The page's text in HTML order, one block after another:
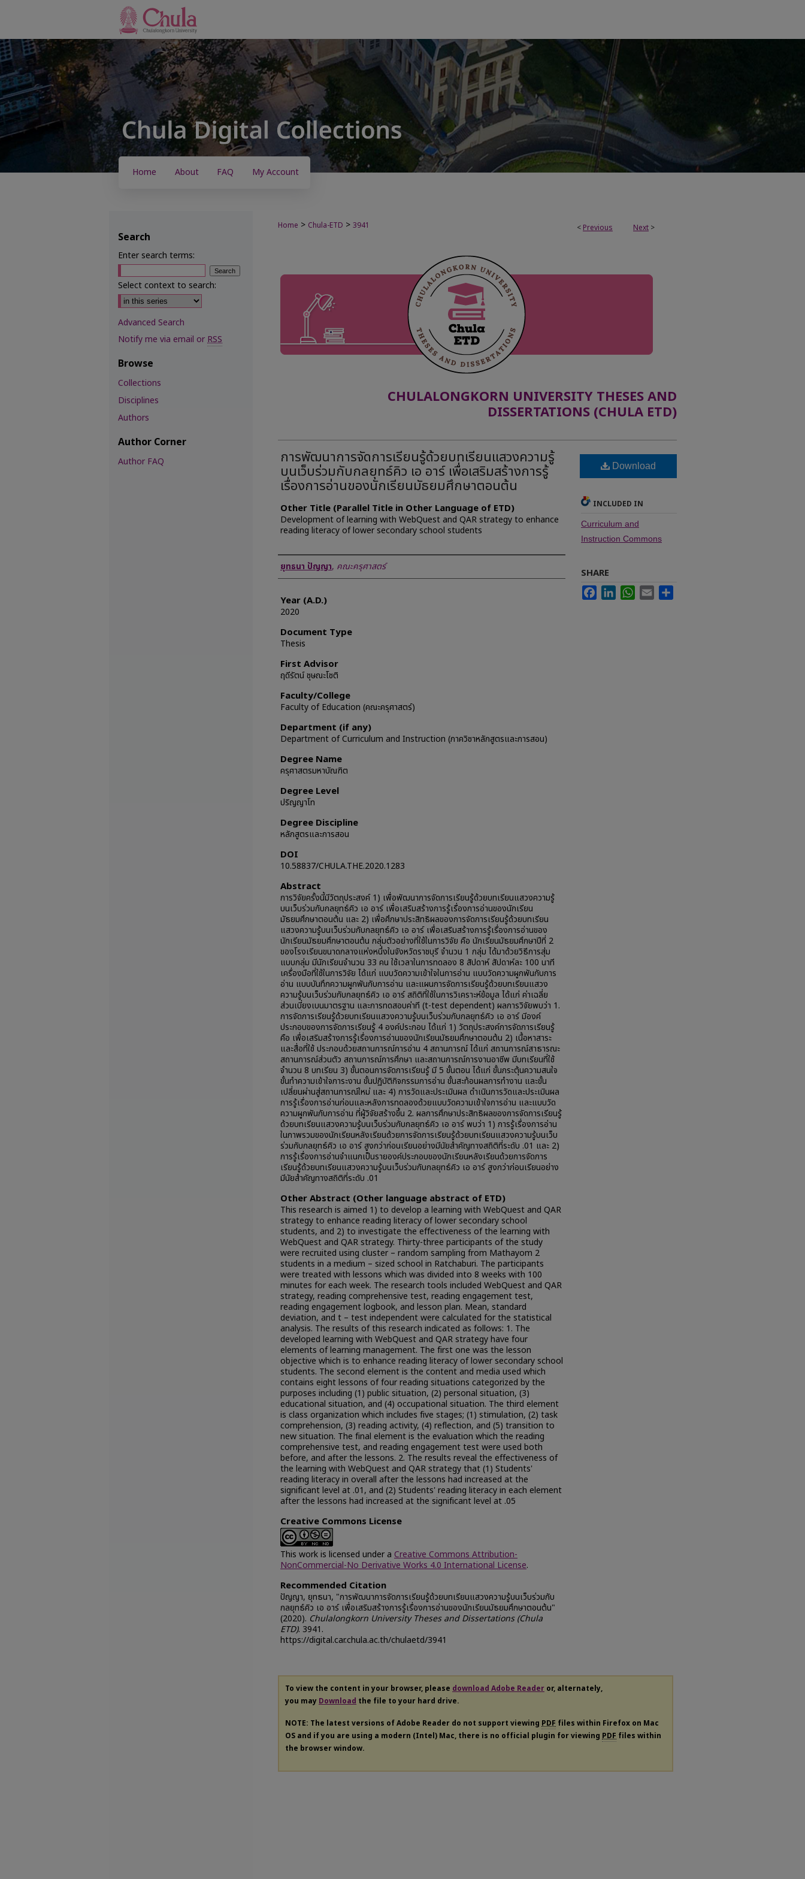
Home About FAQ My Account
< Previous Next >
Home > Chula-ETD > 3941
CHULALONGKORN UNIVERSITY THESES AND
DISSERTATIONS (CHULA ETD)
การพัฒนาการจัดการเรียนรู้ด้วยบทเรียนแสวงความรู้
บนเว็บร่วมกับกลยุทธ์คิว เอ อาร์ เพื่อเสริมสร้างการรู้
เรื่องการอ่านของนักเรียนมัธยมศึกษาตอนต้น
Other Title (Parallel Title in Other Language of ETD)
Development of learning with WebQuest and QAR strategy to enhance
reading literacy of lower secondary school students
Author
ยุทธนา ปัญญา, คณะครุศาสตร์
Year (A.D.)
2020
Document Type
Thesis
First Advisor
ฤดีรัตน์ ชุษณะโชติ
Faculty/College
Faculty of Education (คณะครุศาสตร์)
Department (if any)
Department of Curriculum and Instruction (ภาควิชาหลักสูตรและการสอน)
Degree Name
ครุศาสตรมหาบัณฑิต
Degree Level
ปริญญาโท
Degree Discipline
หลักสูตรและการสอน
DOI
10.58837/CHULA.THE.2020.1283
Abstract
การวิจัยครั้งนี้มีวัตถุประสงค์ 1) เพื่อพัฒนาการจัดการเรียนรู้ด้วยบทเรียนแสวงความรู้
บนเว็บร่วมกับกลยุทธ์คิว เอ อาร์ เพื่อเสริมสร้างการรู้เรื่องการอ่านของนักเรียน
มัธยมศึกษาตอนต้น และ 2) เพื่อศึกษาประสิทธิผลของการจัดการเรียนรู้ด้วยบทเรียน
แสวงความรู้บนเว็บร่วมกับกลยุทธ์คิว เอ อาร์ เพื่อเสริมสร้างการรู้เรื่องการอ่านของ
นักเรียนมัธยมศึกษาตอนต้น กลุ่มตัวอย่างที่ใช้ในการวิจัย คือ นักเรียนมัธยมศึกษาปีที่ 2
ของโรงเรียนขนาดกลางแห่งหนึ่งในจังหวัดราชบุรี จำนวน 1 กลุ่ม ได้มาด้วยวิธีการสุ่ม
แบบกลุ่ม มีนักเรียนจำนวน 33 คน ใช้เวลาในการทดลอง 8 สัปดาห์ สัปดาห์ละ 100 นาที
เครื่องมือที่ใช้ในการวิจัย ได้แก่ แบบวัดความเข้าใจในการอ่าน แบบวัดความผูกพันกับการ
อ่าน แบบบันทึกความผูกพันกับการอ่าน และแผนการจัดการเรียนรู้ด้วยบทเรียนแสวง
ความรู้บนเว็บร่วมกับกลยุทธ์คิว เอ อาร์ สถิติที่ใช้ในการวิเคราะห์ข้อมูล ได้แก่ ค่าเฉลี่ย
ส่วนเบี่ยงเบนมาตรฐาน และการทดสอบค่าที (t-test dependent) ผลการวิจัยพบว่า 1.
การจัดการเรียนรู้ด้วยบทเรียนแสวงความรู้บนเว็บร่วมกับกลยุทธ์คิว เอ อาร์ มีองค์
ประกอบของการจัดการเรียนรู้ 4 องค์ประกอบ ได้แก่ 1) วัตถุประสงค์การจัดการเรียนรู้
คือ เพื่อเสริมสร้างการรู้เรื่องการอ่านของนักเรียนมัธยมศึกษาตอนต้น 2) เนื้อหาสาระ
และสื่อที่ใช้ ประกอบด้วยสถานการณ์การอ่าน 4 สถานการณ์ ได้แก่ สถานการณ์สาธารณะ
สถานการณ์ส่วนตัว สถานการณ์การศึกษา และสถานการณ์การงานอาชีพ มีบทเรียนที่ใช้
จำนวน 8 บทเรียน 3) ขั้นตอนการจัดการเรียนรู้ มี 5 ขั้นตอน ได้แก่ ขั้นกระตุ้นความสนใจ
ขั้นทำความเข้าใจภาระงาน ขั้นปฏิบัติกิจกรรมการอ่าน ขั้นสะท้อนผลการทำงาน และขั้น
เปลี่ยนผ่านสู่สถานการณ์ใหม่ และ 4) การวัดและประเมินผล ดำเนินการวัดและประเมินผล
การรู้เรื่องการอ่านก่อนและหลังการทดลองด้วยแบบวัดความเข้าใจการอ่าน และแบบวัด
ความผูกพันกับการอ่าน ที่ผู้วิจัยสร้างขึ้น 2. ผลการศึกษาประสิทธิผลของการจัดการเรียนรู้
ด้วยบทเรียนแสวงความรู้บนเว็บร่วมกับกลยุทธ์คิว เอ อาร์ พบว่า 1) การรู้เรื่องการอ่าน
ในภาพรวมของนักเรียนหลังเรียนด้วยการจัดการเรียนรู้ด้วยบทเรียนแสวงความรู้บนเว็บ
ร่วมกับกลยุทธ์คิว เอ อาร์ สูงกว่าก่อนเรียนอย่างมีนัยสำคัญทางสถิติที่ระดับ .01 และ 2)
การรู้เรื่องการอ่านจำแนกเป็นรายองค์ประกอบของนักเรียนหลังเรียนด้วยการจัดการ
เรียนรู้ด้วยบทเรียนแสวงความรู้บนเว็บร่วมกับกลยุทธ์คิว เอ อาร์ สูงกว่าก่อนเรียนอย่าง
มีนัยสำคัญทางสถิติที่ระดับ .01
Other Abstract (Other language abstract of ETD)
This research is aimed 1) to develop a learning with WebQuest and QAR
strategy to enhance reading literacy of lower secondary school
students, and 2) to investigate the effectiveness of the learning with
WebQuest and QAR strategy. Thirty-three participants of the study
were recruited using cluster – random sampling from Mathayom 2
students in a medium – sized school in Ratchaburi. The participants
were treated with lessons which was divided into 8 weeks with 100
minutes for each week. The research tools included WebQuest and QAR
strategy, reading comprehensive test, reading engagement test,
reading engagement logbook, and lesson plan. Mean, standard
deviation, and t – test independent were calculated for the statistical
analysis. The results of this research indicated as follows: 1. The
developed learning with WebQuest and QAR strategy have four
elements of learning management. The first one was the lesson
objective which is to enhance reading literacy of lower secondary school
students. The second element is the content and media used which
contains eight lessons of four reading situations categorized by the
purposes including (1) public situation, (2) personal situation, (3)
educational situation, and (4) occupational situation. The third element
is class organization which includes five stages; (1) stimulation, (2) task
comprehension, (3) reading activity, (4) reflection, and (5) transition to
new situation. The final element is the evaluation which the reading
comprehensive test, and reading engagement test were used both
before, and after the lessons. 2. The results reveal the effectiveness of
the learning with WebQuest and QAR strategy that (1) Students'
reading literacy in overall after the lessons had increased at the
significant level at .01, and (2) Students' reading literacy in each element
after the lessons had increased at the significant level at .05
Creative Commons License
This work is licensed under a Creative Commons Attribution-
NonCommercial-No Derivative Works 4.0 International License.
Recommended Citation
ปัญญา, ยุทธนา, "การพัฒนาการจัดการเรียนรู้ด้วยบทเรียนแสวงความรู้บนเว็บร่วมกับ
กลยุทธ์คิว เอ อาร์ เพื่อเสริมสร้างการรู้เรื่องการอ่านของนักเรียนมัธยมศึกษาตอนต้น"
(2020). Chulalongkorn University Theses and Dissertations (Chula
ETD). 3941.
https://digital.car.chula.ac.th/chulaetd/3941
Download
INCLUDED IN
Curriculum and
Instruction Commons
SHARE
FacebookLinkedInWhatsApp
Email
To view the content in your browser, please download Adobe Reader or, alternately,
you may Download the file to your hard drive.
NOTE: The latest versions of Adobe Reader do not support viewing PDF files within Firefox on Mac
OS and if you are using a modern (Intel) Mac, there is no official plugin for viewing PDF files within
the browser window.
Search
Enter search terms:
Select context to search:
Advanced Search
Notify me via email orRSS
Browse
Collections
Disciplines
Authors
Author Corner
Author FAQ